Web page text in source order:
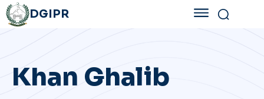
DGIPR
Khan Ghalib